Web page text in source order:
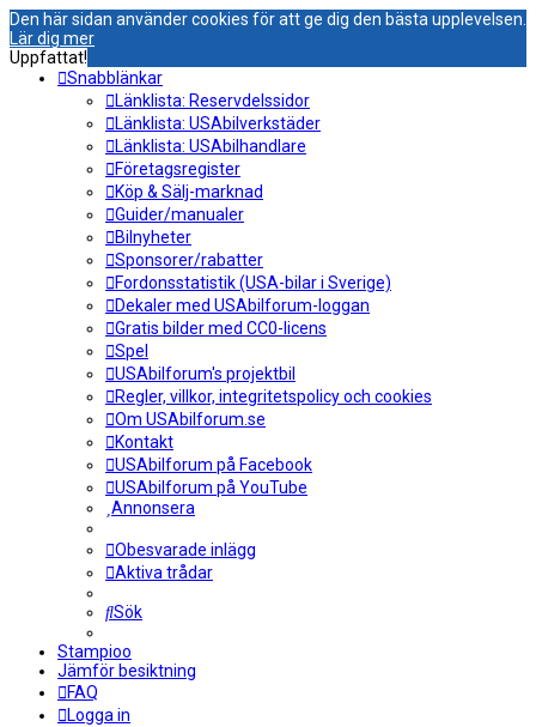
Den här sidan använder cookies för att ge dig den bästa upplevelsen.
Lär dig mer
Uppfattat!
Snabblänkar
Länklista: Reservdelssidor
Länklista: USAbilverkstäder
Länklista: USAbilhandlare
Företagsregister
Köp & Sälj-marknad
Guider/manualer
Bilnyheter
Sponsorer/rabatter
Fordonsstatistik (USA-bilar i Sverige)
Dekaler med USAbilforum-loggan
Gratis bilder med CC0-licens
Spel
USAbilforum's projektbil
Regler, villkor, integritetspolicy och cookies
Om USAbilforum.se
Kontakt
USAbilforum på Facebook
USAbilforum på YouTube
Annonsera
Obesvarade inlägg
Aktiva trådar
Sök
Stampioo
Jämför besiktning
FAQ
Logga in